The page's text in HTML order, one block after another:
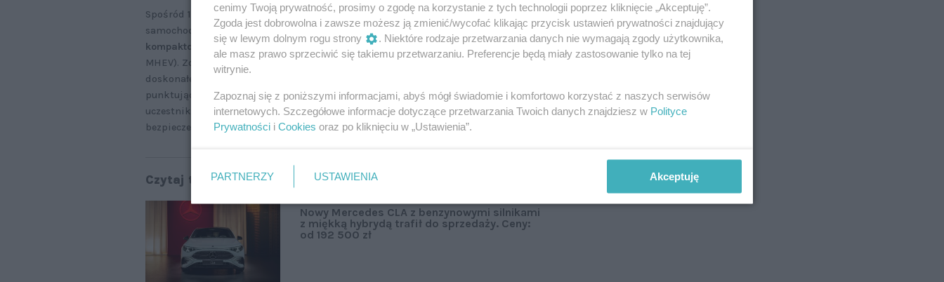
Spośród 19 wystawionych ocen (Cherry Tiggo 4 i Ebro s400 – z jedną, tą samą oceną) 11
samochodów uzyskało najwyższą notę pięciu gwiazdek.Szczególnie wysoko oceniono
kompaktowego Mercedesa CLA(dostępnego z napędami elektrycznym i benzynowym
MHEV). Zdobył on aż
94% punktów w kategorii ochrony dorosłych
(co potwierdza
doskonałe działanie systemów i solidność konstrukcji karoserii), bardzo wysoko
punktując także w pozostałych: 89% w ochronie dzieci, 93% w ochronie wrażliwych
uczestników ruchu (czyli pieszych, rowerzystów i motocyklistów) oraz 85% za systemy
bezpieczeństwa czynnego.
Czytaj także:
Nowy Mercedes CLA z benzynowymi silnikami
z miękką hybrydą trafił do sprzedaży. Ceny:
od 192 500 zł
cenimy Twoją prywatność, prosimy o zgodę na korzystanie z tych technologii poprzez kliknięcie „Akceptuję”.
Zgoda jest dobrowolna i zawsze możesz ją zmienić/wycofać klikając przycisk ustawień prywatności znajdujący
się w lewym dolnym rogu strony
. Niektóre rodzaje przetwarzania danych nie wymagają zgody użytkownika,
ale masz prawo sprzeciwić się takiemu przetwarzaniu. Preferencje będą miały zastosowanie tylko na tej
witrynie.
Zapoznaj się z poniższymi informacjami, abyś mógł świadomie i komfortowo korzystać z naszych serwisów
internetowych. Szczegółowe informacje dotyczące przetwarzania Twoich danych znajdziesz w Polityce
Prywatności i Cookies oraz po kliknięciu w „Ustawienia”.
PARTNERZY USTAWIENIA Akceptuję